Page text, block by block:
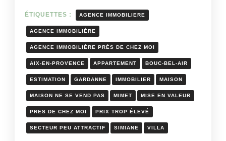
ÉTIQUETTES : AGENCE IMMOBILIERE
AGENCE IMMOBILIÈRE
AGENCE IMMOBILIÈRE PRÈS DE CHEZ MOI
AIX-EN-PROVENCE APPARTEMENT BOUC-BEL-AIR
ESTIMATION GARDANNE IMMOBILIER MAISON
MAISON NE SE VEND PAS MIMET MISE EN VALEUR
PRES DE CHEZ MOI PRIX TROP ÉLEVÉ
SECTEUR PEU ATTRACTIF SIMIANE VILLA